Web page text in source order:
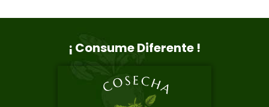
¡ Consume Diferente !